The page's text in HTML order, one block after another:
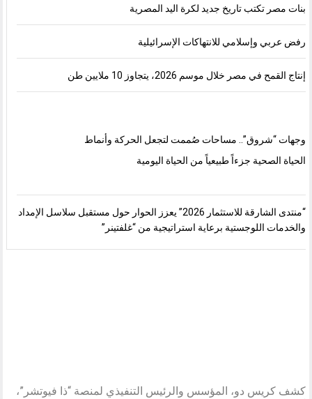
بنات مصر تكتب تاريخ جديد لكرة اليد المصرية
رفض عربي وإسلامي للانتهاكات الإسرائيلية
إنتاج القمح في مصر خلال موسم 2026، يتجاوز 10 ملايين طن
وجهات “شروق”.. مساحات صُممت لتجعل الحركة وأنماط
الحياة الصحية جزءاً طبيعياً من الحياة اليومية
“منتدى الشارقة للاستثمار 2026” يعزز الحوار حول مستقبل سلاسل الإمداد
والخدمات اللوجستية برعاية استراتيجية من “غلفتينر”
كشف كريس دو، المؤسس والرئيس التنفيذي لمنصة “ذا فيوتشر”،